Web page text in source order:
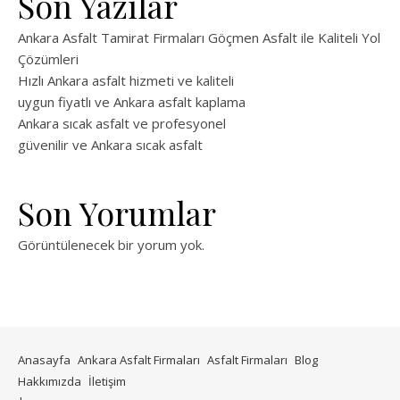
Ankara Asfalt Tamirat Firmaları Göçmen Asfalt ile Kaliteli Yol
Çözümleri
Hızlı Ankara asfalt hizmeti ve kaliteli
uygun fiyatlı ve Ankara asfalt kaplama
Ankara sıcak asfalt ve profesyonel
güvenilir ve Ankara sıcak asfalt
Son Yorumlar
Görüntülenecek bir yorum yok.
Anasayfa Ankara Asfalt Firmaları Asfalt Firmaları Blog
Hakkımızda İletişim